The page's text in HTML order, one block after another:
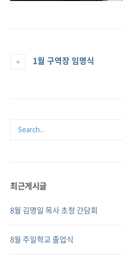
1월 구역장 임명식
최근게시글
8월 김명일 목사 초청 간담회
8월 주일학교 졸업식